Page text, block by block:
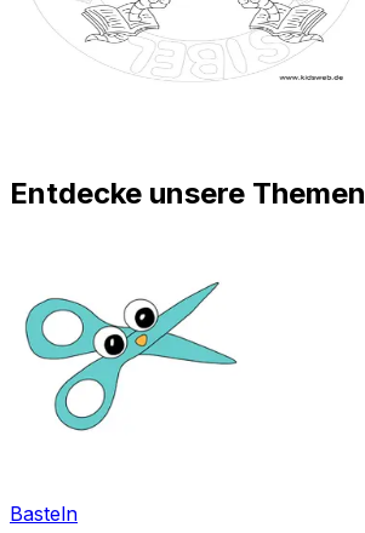
Entdecke unsere Themen
Basteln